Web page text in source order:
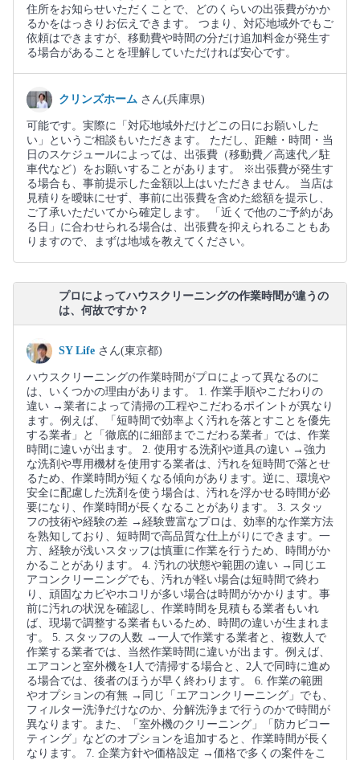
住所をお知らせいただくことで、どのくらいの出張費がかか
るかをはっきりお伝えできます。 つまり、対応地域外でもご
依頼はできますが、移動費や時間の分だけ追加料金が発生す
る場合があることを理解していただければ安心です。
クリンズホーム さん(兵庫県)
可能です。実際に「対応地域外だけどこの日にお願いした
い」というご相談もいただきます。 ただし、距離・時間・当
日のスケジュールによっては、出張費（移動費／高速代／駐
車代など）をお願いすることがあります。 ※出張費が発生す
る場合も、事前提示した金額以上はいただきません。 当店は
見積りを曖昧にせず、事前に出張費を含めた総額を提示し、
ご了承いただいてから確定します。 「近くで他のご予約があ
る日」に合わせられる場合は、出張費を抑えられることもあ
りますので、まずは地域を教えてください。
プロによってハウスクリーニングの作業時間が違うの
は、何故ですか？
SY Life さん(東京都)
ハウスクリーニングの作業時間がプロによって異なるのに
は、いくつかの理由があります。 1. 作業手順やこだわりの
違い →業者によって清掃の工程やこだわるポイントが異なり
ます。例えば、「短時間で効率よく汚れを落とすことを優先
する業者」と「徹底的に細部までこだわる業者」では、作業
時間に違いが出ます。 2. 使用する洗剤や道具の違い →強力
な洗剤や専用機材を使用する業者は、汚れを短時間で落とせ
るため、作業時間が短くなる傾向があります。逆に、環境や
安全に配慮した洗剤を使う場合は、汚れを浮かせる時間が必
要になり、作業時間が長くなることがあります。 3. スタッ
フの技術や経験の差 →経験豊富なプロは、効率的な作業方法
を熟知しており、短時間で高品質な仕上がりにできます。一
方、経験が浅いスタッフは慎重に作業を行うため、時間がか
かることがあります。 4. 汚れの状態や範囲の違い →同じエ
アコンクリーニングでも、汚れが軽い場合は短時間で終わ
り、頑固なカビやホコリが多い場合は時間がかかります。事
前に汚れの状況を確認し、作業時間を見積もる業者もいれ
ば、現場で調整する業者もいるため、時間の違いが生まれま
す。 5. スタッフの人数 →一人で作業する業者と、複数人で
作業する業者では、当然作業時間に違いが出ます。例えば、
エアコンと室外機を1人で清掃する場合と、2人で同時に進め
る場合では、後者のほうが早く終わります。 6. 作業の範囲
やオプションの有無 →同じ「エアコンクリーニング」でも、
フィルター洗浄だけなのか、分解洗浄まで行うのかで時間が
異なります。また、「室外機のクリーニング」「防カビコー
ティング」などのオプションを追加すると、作業時間が長く
なります。 7. 企業方針や価格設定 →価格で多くの案件をこ